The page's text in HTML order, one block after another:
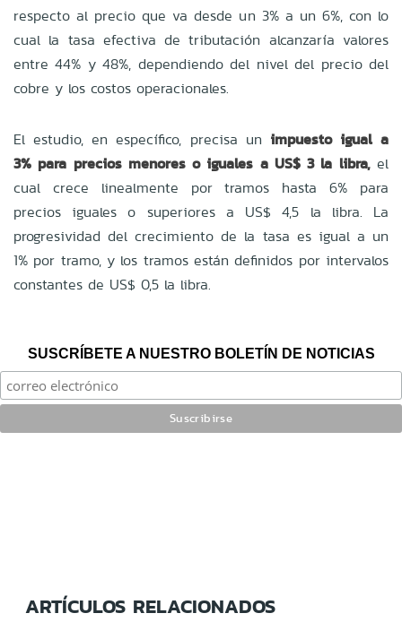
respecto al precio que va desde un 3% a un 6%, con lo
cual la tasa efectiva de tributación alcanzaría valores
entre 44% y 48%, dependiendo del nivel del precio del
cobre y los costos operacionales.
El estudio, en específico, precisa un impuesto igual a
3% para precios menores o iguales a US$ 3 la libra,el
cual crece linealmente por tramos hasta 6% para
precios iguales o superiores a US$ 4,5 la libra. La
progresividad del crecimiento de la tasa es igual a un
1% por tramo, y los tramos están definidos por intervalos
constantes de US$ 0,5 la libra.
SUSCRÍBETE A NUESTRO BOLETÍN DE NOTICIAS
ARTÍCULOS RELACIONADOS